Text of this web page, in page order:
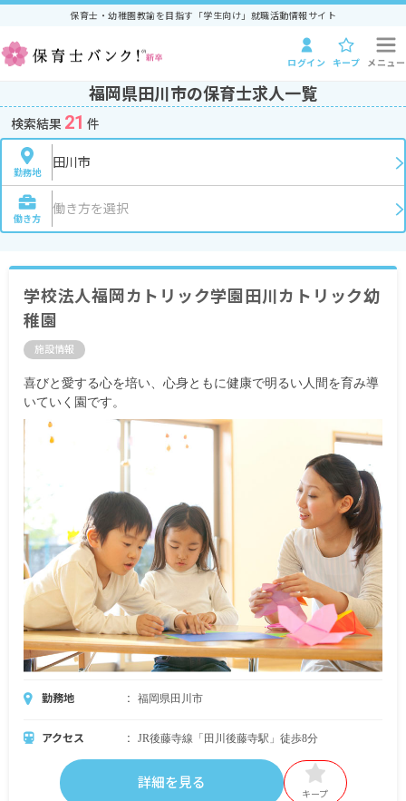
保育士・幼稚園教諭を目指す「学生向け」就職活動情報サイト
ログイン キープ メニュー
福岡県田川市の保育士求人一覧
検索結果 21 件
勤務地
田川市
働き方
働き方を選択
学校法人福岡カトリック学園田川カトリック幼
稚園
施設情報
喜びと愛する心を培い、心身ともに健康で明るい人間を育み導
いていく園です。
勤務地 福岡県田川市
アクセス JR後藤寺線「田川後藤寺駅」徒歩8分
詳細を見る
キープ